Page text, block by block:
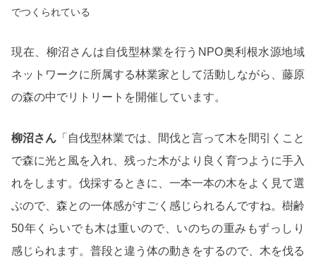
でつくられている
現在、柳沼さんは自伐型林業を行うNPO奥利根水源地域
ネットワークに所属する林業家として活動しながら、藤原
の森の中でリトリートを開催しています。
柳沼さん 「自伐型林業では、間伐と言って木を間引くこと
で森に光と風を入れ、残った木がより良く育つように手入
れをします。伐採するときに、一本一本の木をよく見て選
ぶので、森との一体感がすごく感じられるんですね。樹齢
50年くらいでも木は重いので、いのちの重みもずっしり
感じられます。普段と違う体の動きをするので、木を伐る